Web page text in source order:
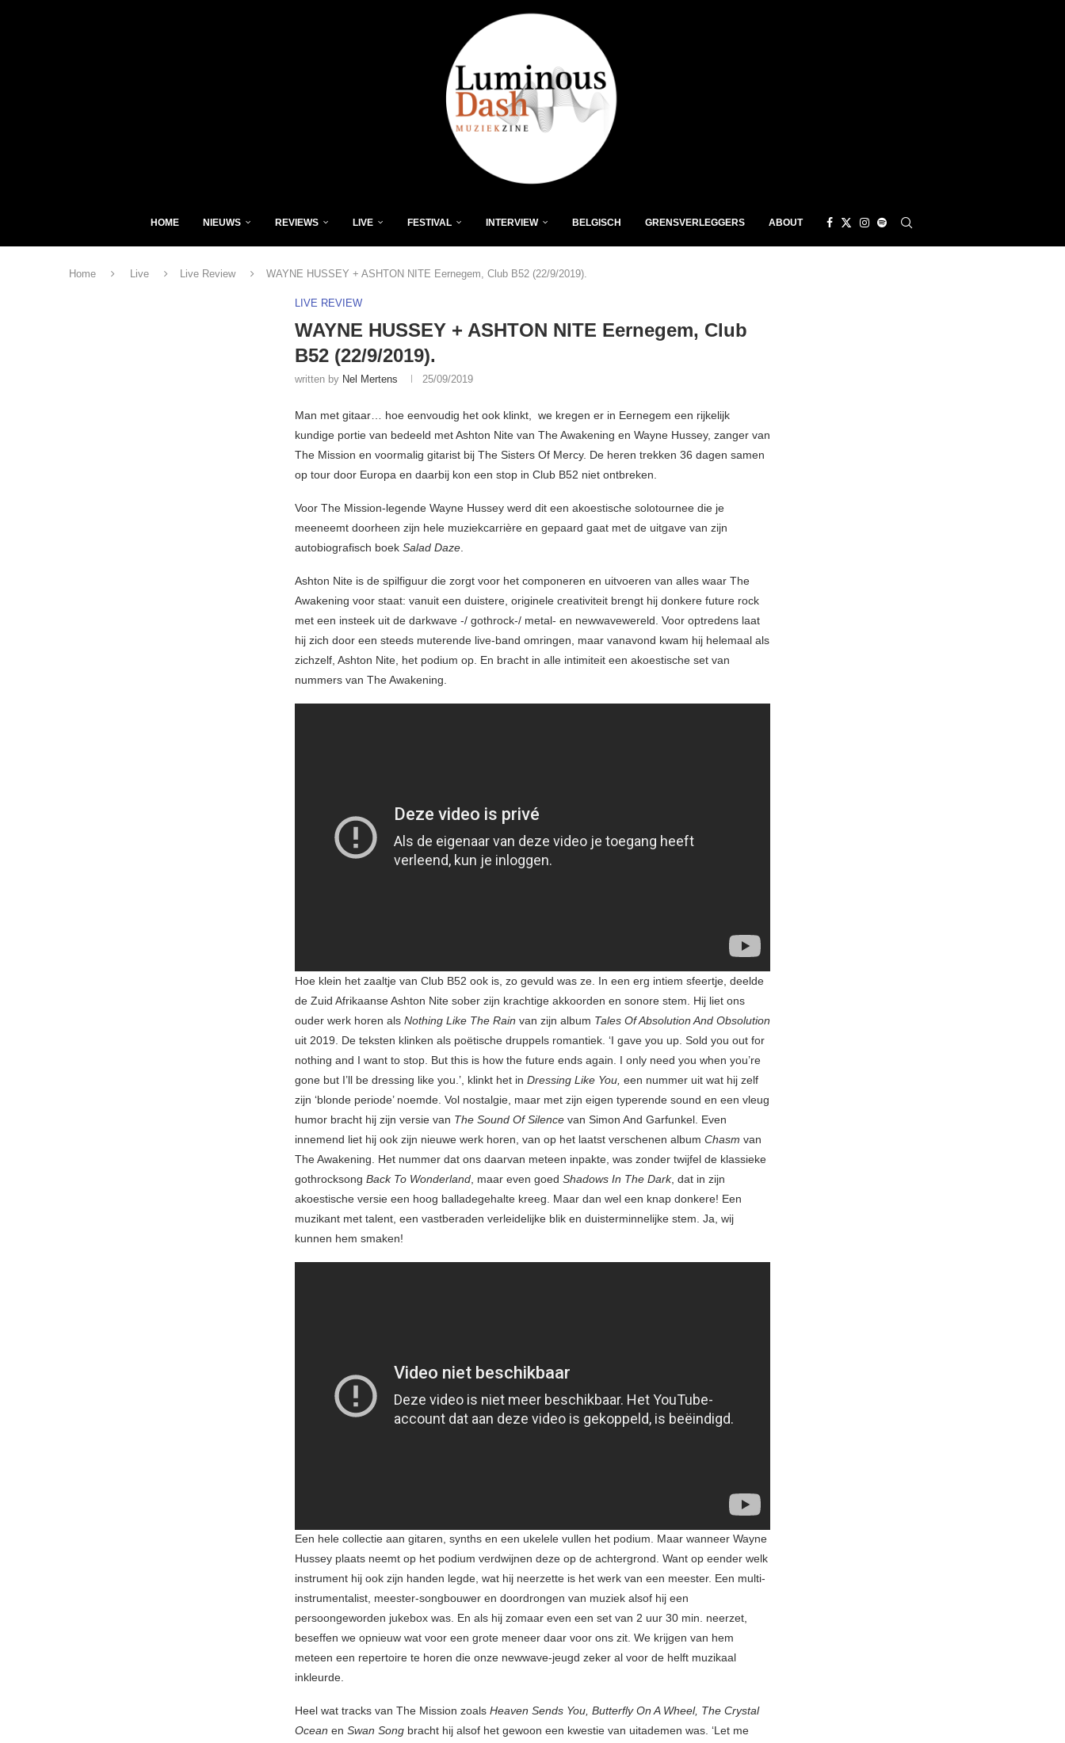
HOME NIEUWS REVIEWS LIVE FESTIVAL INTERVIEW BELGISCH GRENSVERLEGGERS ABOUT
Home Live Live Review WAYNE HUSSEY + ASHTON NITE Eernegem, Club B52 (22/9/2019).
LIVE REVIEW
WAYNE HUSSEY + ASHTON NITE Eernegem, Club
B52 (22/9/2019).
written by Nel Mertens 25/09/2019
Man met gitaar… hoe eenvoudig het ook klinkt, we kregen er in Eernegem een rijkelijk
kundige portie van bedeeld met Ashton Nite van The Awakening en Wayne Hussey, zanger van
The Mission en voormalig gitarist bij The Sisters Of Mercy. De heren trekken 36 dagen samen
op tour door Europa en daarbij kon een stop in Club B52 niet ontbreken.
Voor The Mission-legende Wayne Hussey werd dit een akoestische solotournee die je
meeneemt doorheen zijn hele muziekcarrière en gepaard gaat met de uitgave van zijn
autobiografisch boek Salad Daze.
Ashton Nite is de spilfiguur die zorgt voor het componeren en uitvoeren van alles waar The
Awakening voor staat: vanuit een duistere, originele creativiteit brengt hij donkere future rock
met een insteek uit de darkwave -/ gothrock-/ metal- en newwavewereld. Voor optredens laat
hij zich door een steeds muterende live-band omringen, maar vanavond kwam hij helemaal als
zichzelf, Ashton Nite, het podium op. En bracht in alle intimiteit een akoestische set van
nummers van The Awakening.
Hoe klein het zaaltje van Club B52 ook is, zo gevuld was ze. In een erg intiem sfeertje, deelde
de Zuid Afrikaanse Ashton Nite sober zijn krachtige akkoorden en sonore stem. Hij liet ons
ouder werk horen als Nothing Like The Rain van zijn album Tales Of Absolution And Obsolution
uit 2019. De teksten klinken als poëtische druppels romantiek. ‘I gave you up. Sold you out for
nothing and I want to stop. But this is how the future ends again. I only need you when you’re
gone but I’ll be dressing like you.’, klinkt het in Dressing Like You, een nummer uit wat hij zelf
zijn ‘blonde periode’ noemde. Vol nostalgie, maar met zijn eigen typerende sound en een vleug
humor bracht hij zijn versie van The Sound Of Silence van Simon And Garfunkel. Even
innemend liet hij ook zijn nieuwe werk horen, van op het laatst verschenen album Chasm van
The Awakening. Het nummer dat ons daarvan meteen inpakte, was zonder twijfel de klassieke
gothrocksong Back To Wonderland , maar even goed Shadows In The Dark, dat in zijn
akoestische versie een hoog balladegehalte kreeg. Maar dan wel een knap donkere! Een
muzikant met talent, een vastberaden verleidelijke blik en duisterminnelijke stem. Ja, wij
kunnen hem smaken!
Een hele collectie aan gitaren, synths en een ukelele vullen het podium. Maar wanneer Wayne
Hussey plaats neemt op het podium verdwijnen deze op de achtergrond. Want op eender welk
instrument hij ook zijn handen legde, wat hij neerzette is het werk van een meester. Een multi-
instrumentalist, meester-songbouwer en doordrongen van muziek alsof hij een
persoongeworden jukebox was. En als hij zomaar even een set van 2 uur 30 min. neerzet,
beseffen we opnieuw wat voor een grote meneer daar voor ons zit. We krijgen van hem
meteen een repertoire te horen die onze newwave-jeugd zeker al voor de helft muzikaal
inkleurde.
Heel wat tracks van The Mission zoals Heaven Sends You, Butterfly On A Wheel, The Crystal
Ocean en Swan Song bracht hij alsof het gewoon een kwestie van uitademen was. ‘Let me